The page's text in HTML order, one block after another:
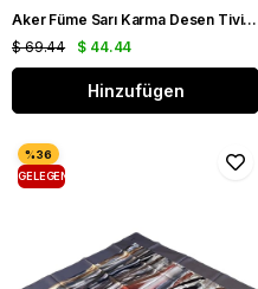
Aker Füme Sarı Karma Desen Tivil İpek Eşarp 8808713 - 961
$ 44.44
$ 69.44
Hinzufügen
GELEGENHEIT